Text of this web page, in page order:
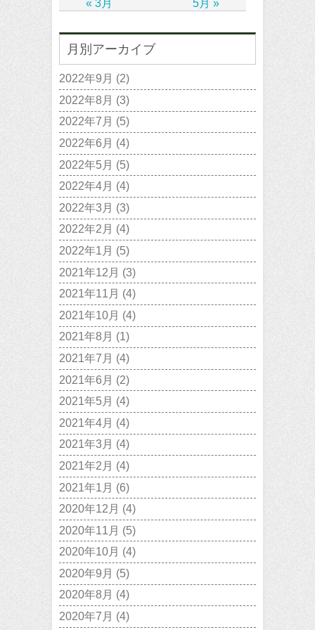
« 3月 5月 »
月別アーカイブ
2022年9月 (2)
2022年8月 (3)
2022年7月 (5)
2022年6月 (4)
2022年5月 (5)
2022年4月 (4)
2022年3月 (3)
2022年2月 (4)
2022年1月 (5)
2021年12月 (3)
2021年11月 (4)
2021年10月 (4)
2021年8月 (1)
2021年7月 (4)
2021年6月 (2)
2021年5月 (4)
2021年4月 (4)
2021年3月 (4)
2021年2月 (4)
2021年1月 (6)
2020年12月 (4)
2020年11月 (5)
2020年10月 (4)
2020年9月 (5)
2020年8月 (4)
2020年7月 (4)